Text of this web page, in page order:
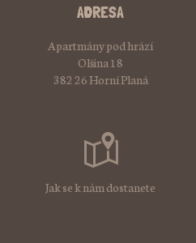
ADRESA
Apartmány pod hrází
Olšina 18
382 26 Horní Planá
Jak se k nám dostanete